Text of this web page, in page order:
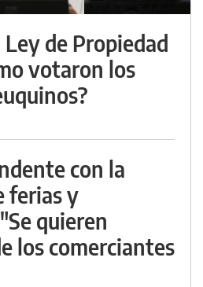
de Propiedad
votaron los
con la
ferias y
quieren
los comerciantes